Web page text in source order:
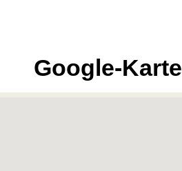
Google-Karte